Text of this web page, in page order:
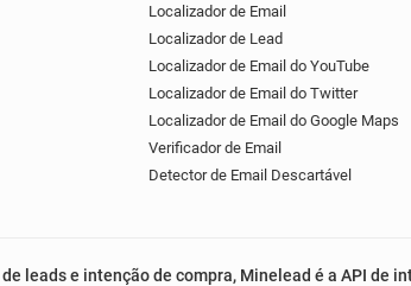
Localizador de Email
Localizador de Lead
Localizador de Email do YouTube
Localizador de Email do Twitter
Localizador de Email do Google Maps
Verificador de Email
Detector de Email Descartável
leads e intenção de compra, Minelead é a API de